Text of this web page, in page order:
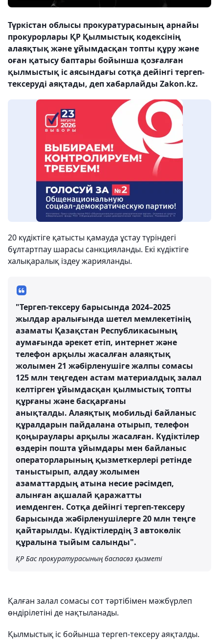
Түркістан облысы прокуратурасының арнайы
прокурорлары ҚР Қылмыстық кодексінің
алаяқтық және ұйымдасқан топты құру және
оған қатысу баптары бойынша қозғалған
қылмыстық іс аясындағы сотқа дейінгі тергеп-
тексеруді аяқтады, деп хабарлайды Zakon.kz.
20 күдіктіге қатысты қамауда ұстау түріндегі
бұлтартпау шарасы санкцияланды. Екі күдіктіге
халықаралық іздеу жарияланды.
"Тергеп-тексеру барысында 2024–2025
жылдар аралығында шетел мемлекетінің
азаматы Қазақстан Республикасының
аумағында әрекет етіп, интернет және
телефон арқылы жасалған алаяқтық
жолымен 21 жәбірленушіге жалпы сомасы
125 млн теңгеден астам материалдық залал
келтірген ұйымдасқан қылмыстық топты
құрғаны және басқарғаны
анықталды. Алаяқтық мобильді байланыс
құралдарын пайдалана отырып, телефон
қоңыраулары арқылы жасалған. Күдіктілер
өздерін пошта ұйымдары мен байланыс
операторларының қызметкерлері ретінде
таныстырып, алдау жолымен
азаматтардың атына несие рәсімдеп,
алынған ақшалай қаражатты
иемденген. Сотқа дейінгі тергеп-тексеру
барысында жәбірленушілерге 20 млн теңге
қайтарылды. Күдіктілердің 3 автокөлік
құралына тыйым салынды".
ҚР Бас прокуратурасының баспасөз қызметі
Қалған залал сомасы сот тәртібімен мәжбүрлеп
өндірілетіні де нақтыланады.
Қылмыстық іс бойынша тергеп-тексеру аяқталды.